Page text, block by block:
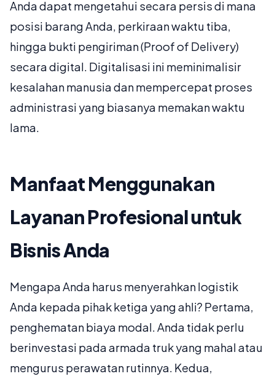
Anda dapat mengetahui secara persis di mana
posisi barang Anda, perkiraan waktu tiba,
hingga bukti pengiriman (Proof of Delivery)
secara digital. Digitalisasi ini meminimalisir
kesalahan manusia dan mempercepat proses
administrasi yang biasanya memakan waktu
lama.
Manfaat Menggunakan
Layanan Profesional untuk
Bisnis Anda
Mengapa Anda harus menyerahkan logistik
Anda kepada pihak ketiga yang ahli? Pertama,
penghematan biaya modal. Anda tidak perlu
berinvestasi pada armada truk yang mahal atau
mengurus perawatan rutinnya. Kedua,